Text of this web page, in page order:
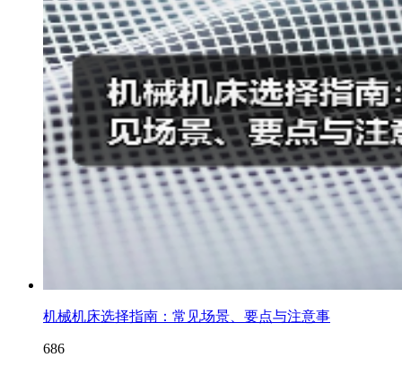
机械机床选择指南：常见场景、要点与注意事
686